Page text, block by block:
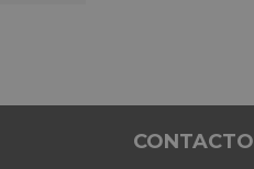
CONTACTO